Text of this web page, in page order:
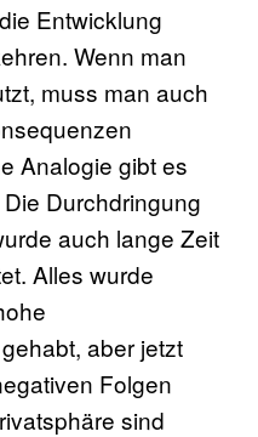
Entwicklung
Wenn man
muss man auch
Analogie gibt es
Durchdringung
auch lange Zeit
Alles wurde
aber jetzt
Folgen
sind